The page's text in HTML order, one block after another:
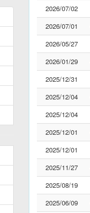
2026/07/02
2026/07/01
2026/05/27
2026/01/29
2025/12/31
2025/12/04
2025/12/04
2025/12/01
2025/12/01
2025/11/27
2025/08/19
2025/06/09